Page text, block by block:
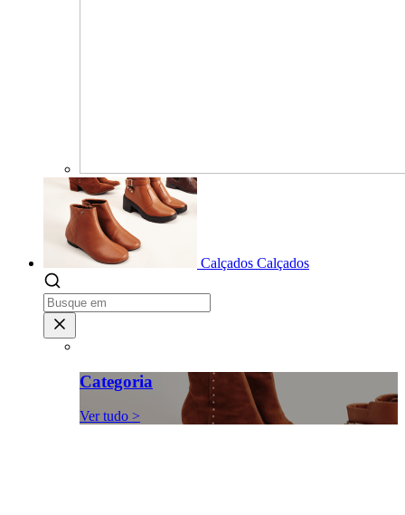
Calçados Calçados
Categoria
Ver tudo >